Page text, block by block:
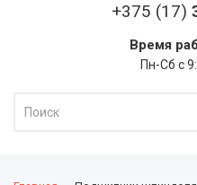
+375 (17)
Время
Пн-Сб с